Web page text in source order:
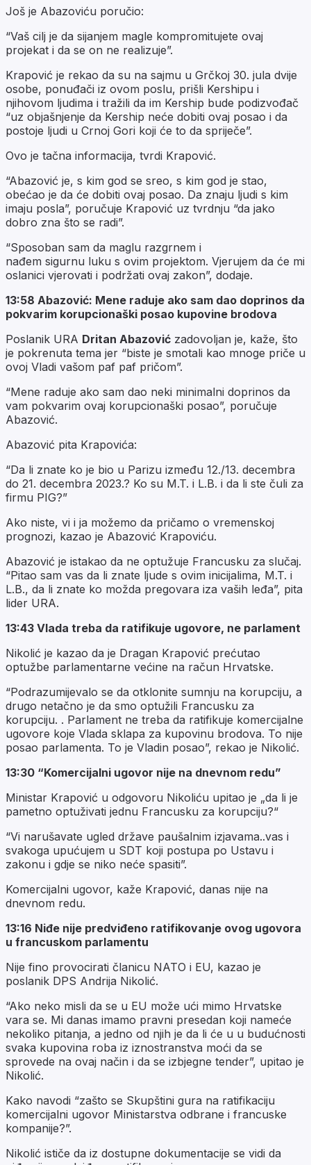
Još je Abazoviću poručio:
“Vaš cilj je da sijanjem magle kompromitujete ovaj
projekat i da se on ne realizuje”.
Krapović je rekao da su na sajmu u Grčkoj 30. jula dvije
osobe, ponuđači iz ovom poslu, prišli Kershipu i
njihovom ljudima i tražili da im Kership bude podizvođač
“uz objašnjenje da Kership neće dobiti ovaj posao i da
postoje ljudi u Crnoj Gori koji će to da spriječe”.
Ovo je tačna informacija, tvrdi Krapović.
“Abazović je, s kim god se sreo, s kim god je stao,
obećao je da će dobiti ovaj posao. Da znaju ljudi s kim
imaju posla”, poručuje Krapović uz tvrdnju “da jako
dobro zna što se radi”.
“Sposoban sam da maglu razgrnem i
nađem sigurnu luku s ovim projektom. Vjerujem da će mi
oslanici vjerovati i podržati ovaj zakon”, dodaje.
13:58 Abazović: Mene raduje ako sam dao doprinos da
pokvarim korupcionaški posao kupovine brodova
Poslanik URA Dritan Abazović zadovoljan je, kaže, što
je pokrenuta tema jer “biste je smotali kao mnoge priče u
ovoj Vladi vašom paf paf pričom”.
“Mene raduje ako sam dao neki minimalni doprinos da
vam pokvarim ovaj korupcionaški posao”, poručuje
Abazović.
Abazović pita Krapovića:
“Da li znate ko je bio u Parizu između 12./13. decembra
do 21. decembra 2023.? Ko su M.T. i L.B. i da li ste čuli za
firmu PIG?”
Ako niste, vi i ja možemo da pričamo o vremenskoj
prognozi, kazao je Abazović Krapoviću.
Abazović je istakao da ne optužuje Francusku za slučaj.
“Pitao sam vas da li znate ljude s ovim inicijalima, M.T. i
L.B., da li znate ko možda pregovara iza vaših leđa”, pita
lider URA.
13:43 Vlada treba da ratifikuje ugovore, ne parlament
Nikolić je kazao da je Dragan Krapović prećutao
optužbe parlamentarne većine na račun Hrvatske.
“Podrazumijevalo se da otklonite sumnju na korupciju, a
drugo netačno je da smo optužili Francusku za
korupciju. . Parlament ne treba da ratifikuje komercijalne
ugovore koje Vlada sklapa za kupovinu brodova. To nije
posao parlamenta. To je Vladin posao”, rekao je Nikolić.
13:30 “Komercijalni ugovor nije na dnevnom redu”
Ministar Krapović u odgovoru Nikoliću upitao je „da li je
pametno optuživati jednu Francusku za korupciju?“
“Vi narušavate ugled države paušalnim izjavama..vas i
svakoga upućujem u SDT koji postupa po Ustavu i
zakonu i gdje se niko neće spasiti”.
Komercijalni ugovor, kaže Krapović, danas nije na
dnevnom redu.
13:16 Niđe nije predviđeno ratifikovanje ovog ugovora
u francuskom parlamentu
Nije fino provocirati članicu NATO i EU, kazao je
poslanik DPS Andrija Nikolić.
“Ako neko misli da se u EU može ući mimo Hrvatske
vara se. Mi danas imamo pravni presedan koji nameće
nekoliko pitanja, a jedno od njih je da li će u u budućnosti
svaka kupovina roba iz iznostranstva moći da se
sprovede na ovaj način i da se izbjegne tender”, upitao je
Nikolić.
Kako navodi “zašto se Skupštini gura na ratifikaciju
komercijalni ugovor Ministarstva odbrane i francuske
kompanije?”.
Nikolić ističe da iz dostupne dokumentacije se vidi da